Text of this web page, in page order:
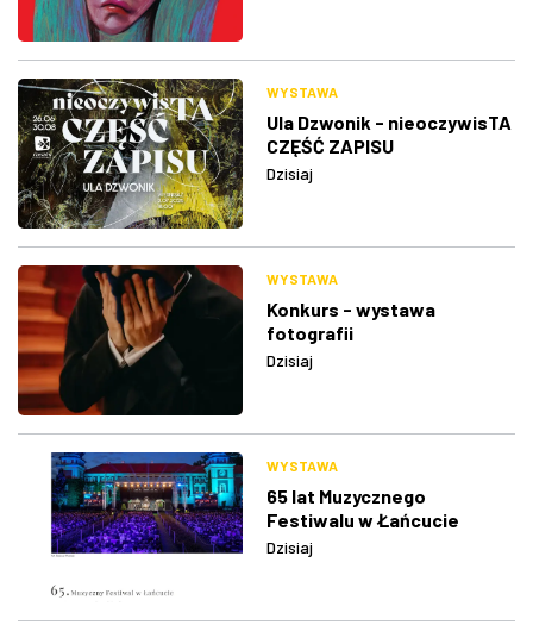
WYSTAWA
Ula Dzwonik - nieoczywisTA
CZĘŚĆ ZAPISU
Dzisiaj
WYSTAWA
Konkurs - wystawa
fotografii
Dzisiaj
WYSTAWA
65 lat Muzycznego
Festiwalu w Łańcucie
Dzisiaj